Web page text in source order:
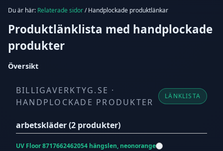
Du är här: Relaterade sidor/ Handplockade produktlänkar
Produktlänklista med handplockade
produkter
Översikt
BILLIGAVERKTYG.SE ·
HANDPLOCKADE PRODUKTER
LÄNKLISTA
arbetskläder (2 produkter)
UV Floor 8717662462054 hängslen, neonorange